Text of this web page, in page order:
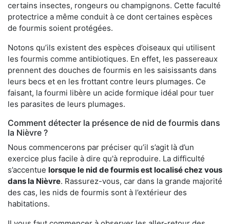
certains insectes, rongeurs ou champignons. Cette faculté
protectrice a même conduit à ce dont certaines espèces
de fourmis soient protégées.
Notons qu’ils existent des espèces d’oiseaux qui utilisent
les fourmis comme antibiotiques. En effet, les passereaux
prennent des douches de fourmis en les saisissants dans
leurs becs et en les frottant contre leurs plumages. Ce
faisant, la fourmi libère un acide formique idéal pour tuer
les parasites de leurs plumages.
Comment détecter la présence de nid de fourmis dans
la Nièvre ?
Nous commencerons par préciser qu’il s’agit là d’un
exercice plus facile à dire qu'à reproduire. La difficulté
s’accentue lorsque le nid de fourmis est localisé chez vous
dans la Nièvre. Rassurez-vous, car dans la grande majorité
des cas, les nids de fourmis sont à l’extérieur des
habitations.